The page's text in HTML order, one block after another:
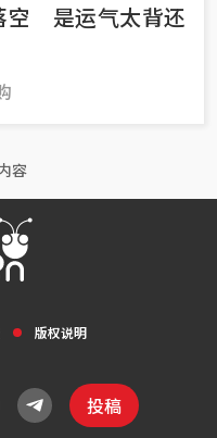
空 是运气太背还
容
版权说明
投稿